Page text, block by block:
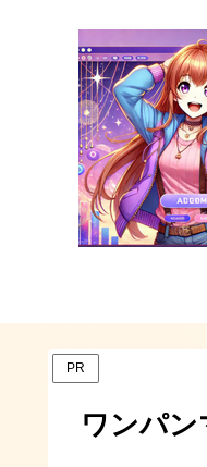
PR
ワンパン